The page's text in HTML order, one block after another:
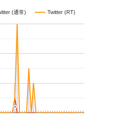
(通常) Twitter (RT)
*
*